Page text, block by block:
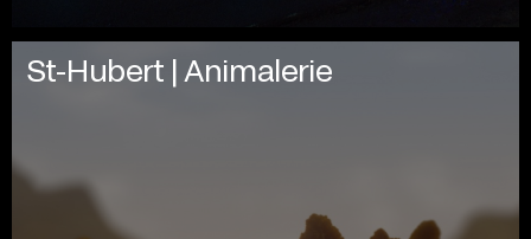
St-Hubert | Animalerie